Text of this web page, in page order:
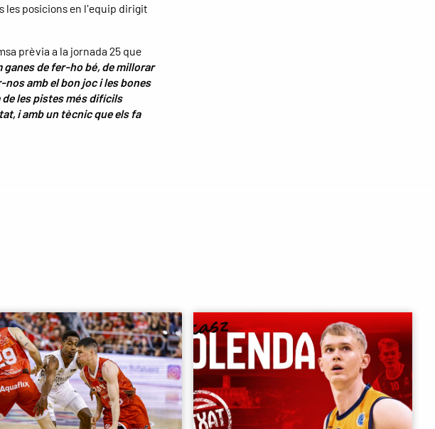
les posicions en l'equip dirigit
prèvia a la jornada 25 que
de fer-ho bé, de millorar
amb el bon joc i les bones
les pistes més difícils
i amb un tècnic que els fa